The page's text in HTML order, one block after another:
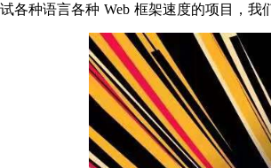
试各种语言各种 Web 框架速度的项目，我